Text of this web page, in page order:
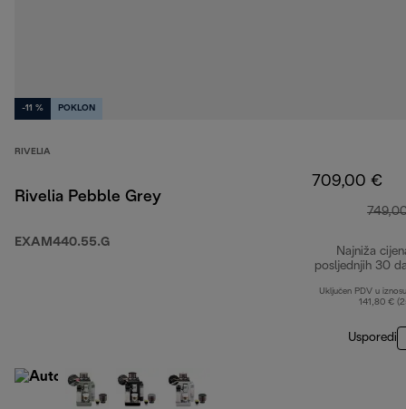
-11 % POKLON
RIVELIA
Rivelia Pebble Grey
EXAM440.55.G
709,00 €
Najniža
posljednjih 30
Uključen PDV u
141,80 €
Usporedi